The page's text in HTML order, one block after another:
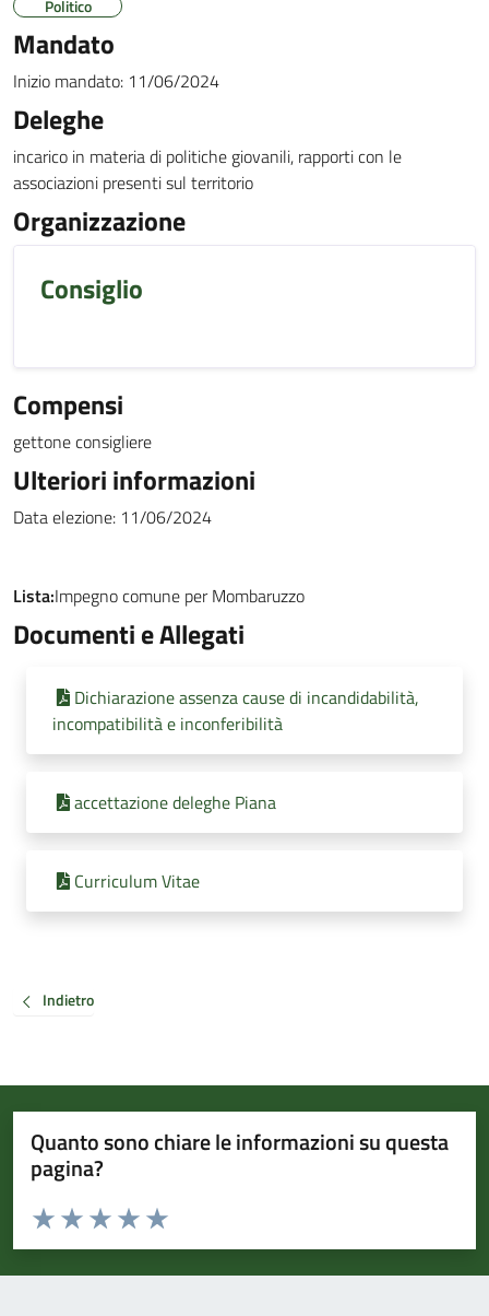
Politico
Mandato
Inizio mandato: 11/06/2024
Deleghe
incarico in materia di politiche giovanili, rapporti con le
associazioni presenti sul territorio
Organizzazione
Consiglio
Compensi
gettone consigliere
Ulteriori informazioni
Data elezione: 11/06/2024
Lista:Impegno comune per Mombaruzzo
Documenti e Allegati
Dichiarazione assenza cause di incandidabilità,
incompatibilità e inconferibilità
accettazione deleghe Piana
Curriculum Vitae
Indietro
Quanto sono chiare le informazioni su questa
pagina?
Valuta da 1 a 5 stelle la pagina
Valuta 5 stelle su 5
Valuta 4 stelle su 5
Valuta 3 stelle su 5
Valuta 2 stelle su 5
Valuta 1 stelle su 5